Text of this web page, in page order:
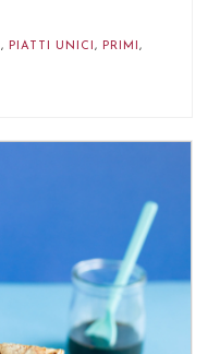
, PIATTI UNICI , PRIMI ,